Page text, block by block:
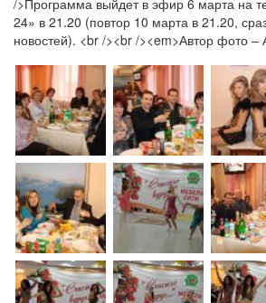
/>Программа выйдет в эфир 6 марта на
24» в 21.20 (повтор 10 марта в 21.20,
новостей). <br /><br /><em>Автор фото –